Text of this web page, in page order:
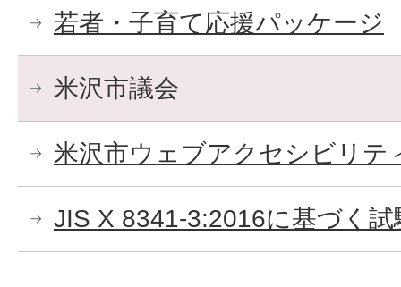
若者・子育て応援パッケージ
米沢市議会
米沢市ウェブアクセシビリテ
JIS X 8341-3:2016に基づく